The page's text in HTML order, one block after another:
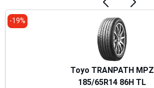
19%-
Toyo TRANPATH MPZ
185/65R14 86H TL